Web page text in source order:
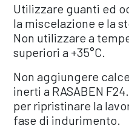
Utilizzare guanti ed
la miscelazione e la
Non utilizzare a
superiori a +35°C.
Non aggiungere
inerti a RASABEN
per ripristinare la
fase di indurimento.